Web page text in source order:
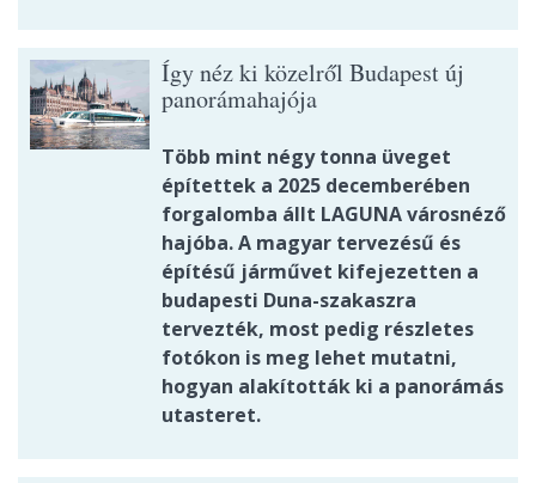
Így néz ki közelről Budapest új
panorámahajója
Több mint négy tonna üveget
építettek a 2025 decemberében
forgalomba állt LAGUNA városnéző
hajóba. A magyar tervezésű és
építésű járművet kifejezetten a
budapesti Duna-szakaszra
tervezték, most pedig részletes
fotókon is meg lehet mutatni,
hogyan alakították ki a panorámás
utasteret.